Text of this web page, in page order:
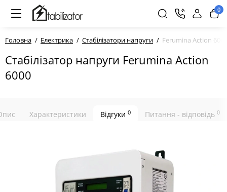
0
Головна Електрика Стабілізатори напруги Ferumina Action 6000
Стабілізатор напруги Ferumina Action
6000
Характеристики Відгуки 0 Питання - відповідь 0